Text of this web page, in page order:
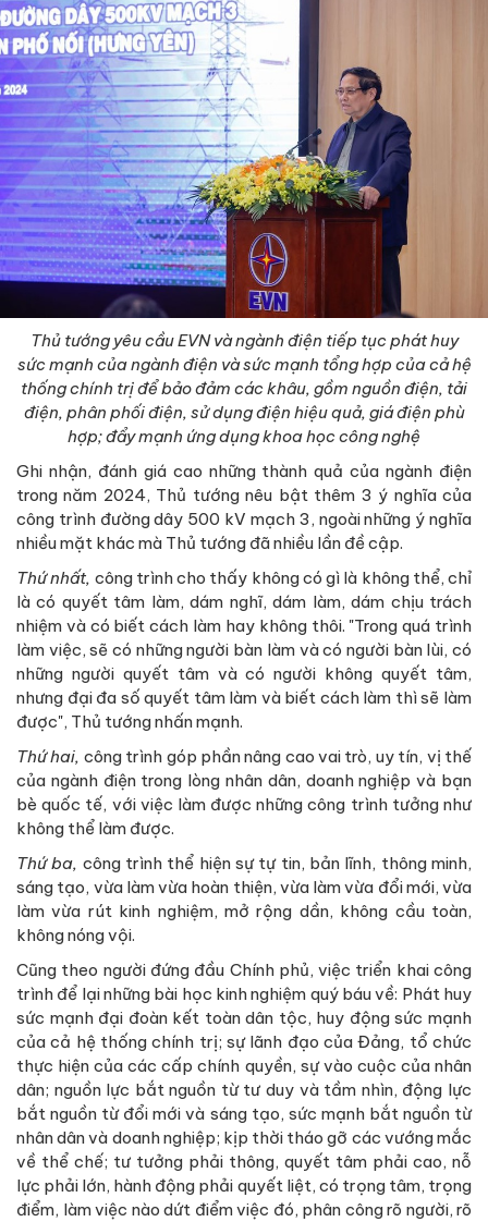
Thủ tướng yêu cầu EVN và ngành điện tiếp tục phát huy
sức mạnh của ngành điện và sức mạnh tổng hợp của cả hệ
thống chính trị để bảo đảm các khâu, gồm nguồn điện, tải
điện, phân phối điện, sử dụng điện hiệu quả, giá điện phù
hợp; đẩy mạnh ứng dụng khoa học công nghệ
Ghi nhận, đánh giá cao những thành quả của ngành điện
trong năm 2024, Thủ tướng nêu bật thêm 3 ý nghĩa của
công trình đường dây 500 kV mạch 3, ngoài những ý nghĩa
nhiều mặt khác mà Thủ tướng đã nhiều lần đề cập.
Thứ nhất, công trình cho thấy không có gì là không thể, chỉ
là có quyết tâm làm, dám nghĩ, dám làm, dám chịu trách
nhiệm và có biết cách làm hay không thôi. "Trong quá trình
làm việc, sẽ có những người bàn làm và có người bàn lùi, có
những người quyết tâm và có người không quyết tâm,
nhưng đại đa số quyết tâm làm và biết cách làm thì sẽ làm
được", Thủ tướng nhấn mạnh.
Thứ hai, công trình góp phần nâng cao vai trò, uy tín, vị thế
của ngành điện trong lòng nhân dân, doanh nghiệp và bạn
bè quốc tế, với việc làm được những công trình tưởng như
không thể làm được.
Thứ ba, công trình thể hiện sự tự tin, bản lĩnh, thông minh,
sáng tạo, vừa làm vừa hoàn thiện, vừa làm vừa đổi mới, vừa
làm vừa rút kinh nghiệm, mở rộng dần, không cầu toàn,
không nóng vội.
Cũng theo người đứng đầu Chính phủ, việc triển khai công
trình để lại những bài học kinh nghiệm quý báu về: Phát huy
sức mạnh đại đoàn kết toàn dân tộc, huy động sức mạnh
của cả hệ thống chính trị; sự lãnh đạo của Đảng, tổ chức
thực hiện của các cấp chính quyền, sự vào cuộc của nhân
dân; nguồn lực bắt nguồn từ tư duy và tầm nhìn, động lực
bắt nguồn từ đổi mới và sáng tạo, sức mạnh bắt nguồn từ
nhân dân và doanh nghiệp; kịp thời tháo gỡ các vướng mắc
về thể chế; tư tưởng phải thông, quyết tâm phải cao, nỗ
lực phải lớn, hành động phải quyết liệt, có trọng tâm, trọng
điểm, làm việc nào dứt điểm việc đó, phân công rõ người, rõ